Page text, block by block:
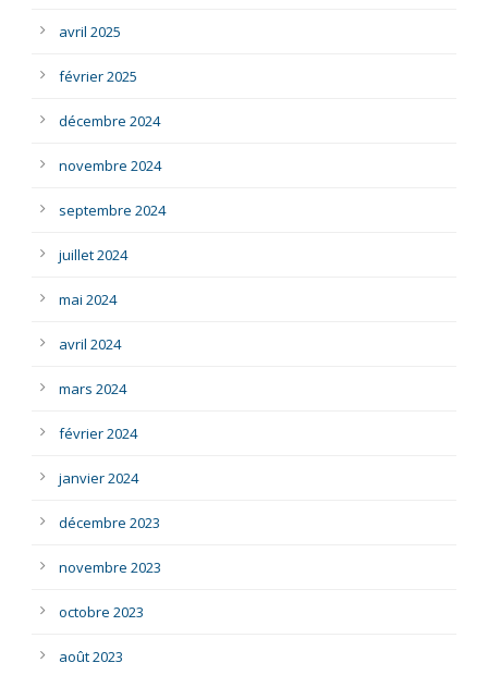
avril 2025
février 2025
décembre 2024
novembre 2024
septembre 2024
juillet 2024
mai 2024
avril 2024
mars 2024
février 2024
janvier 2024
décembre 2023
novembre 2023
octobre 2023
août 2023